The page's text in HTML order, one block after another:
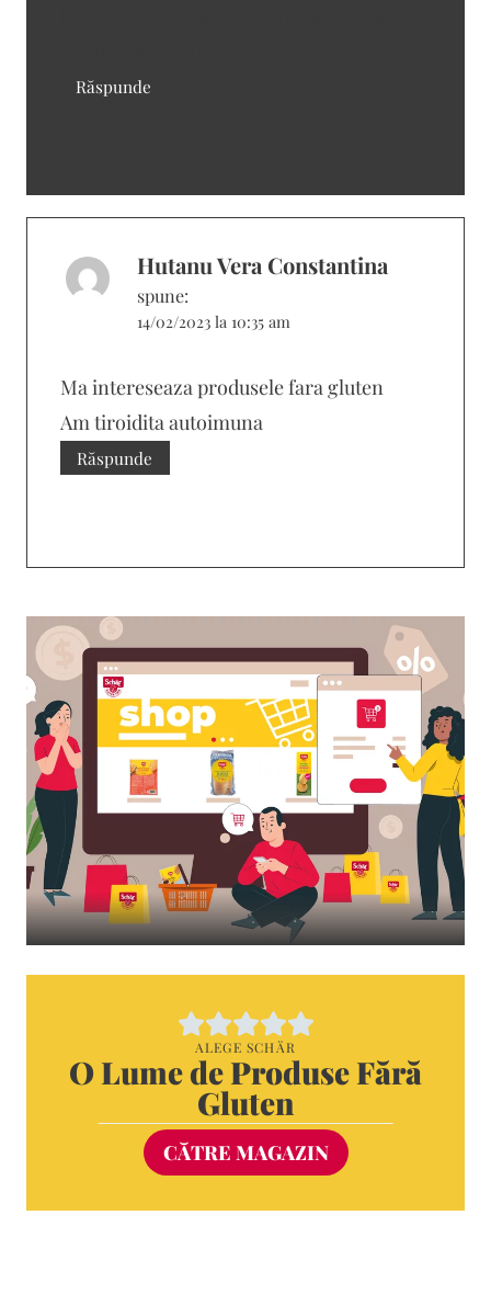
Răspunde
Hutanu Vera Constantina
spune:
14/02/2023 la 10:35 am
Ma intereseaza produsele fara gluten
Am tiroidita autoimuna
Răspunde
ALEGE SCHÄR
O Lume de Produse Fără
Gluten
CĂTRE MAGAZIN